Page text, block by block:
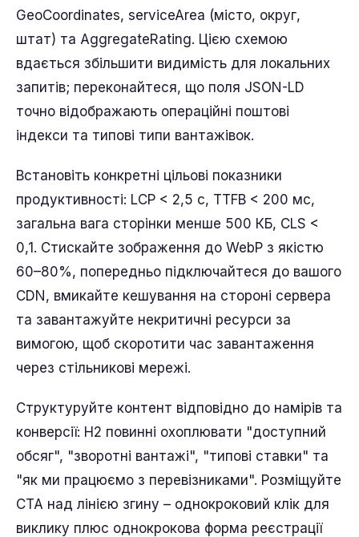
GeoCoordinates, serviceArea (місто, округ,
штат) та AggregateRating. Цією схемою
вдається збільшити видимість для локальних
запитів; переконайтеся, що поля JSON-LD
точно відображають операційні поштові
індекси та типові типи вантажівок.
Встановіть конкретні цільові показники
продуктивності: LCP < 2,5 с, TTFB < 200 мс,
загальна вага сторінки менше 500 КБ, CLS <
0,1. Стискайте зображення до WebP з якістю
60–80%, попередньо підключайтеся до вашого
CDN, вмикайте кешування на стороні сервера
та завантажуйте некритичні ресурси за
вимогою, щоб скоротити час завантаження
через стільникові мережі.
Структуруйте контент відповідно до намірів та
конверсії: H2 повинні охоплювати "доступний
обсяг", "зворотні вантажі", "типові ставки" та
"як ми працюємо з перевізниками". Розміщуйте
CTA над лінією згину – однокроковий клік для
виклику плюс однокрокова форма реєстрації